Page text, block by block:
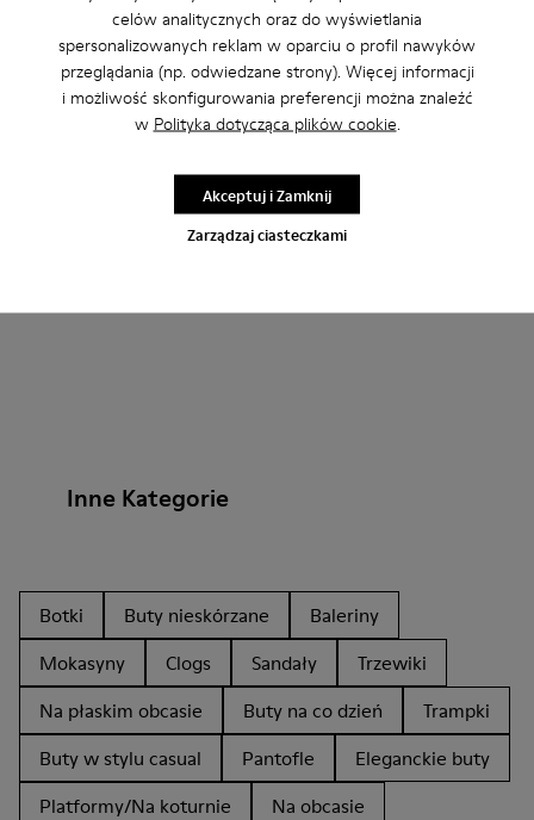
celów analitycznych oraz do wyświetlania
spersonalizowanych reklam w oparciu o profil nawyków
przeglądania (np. odwiedzane strony). Więcej informacji
i możliwość skonfigurowania preferencji można znaleźć
w Polityka dotycząca plików cookie.
Zarządzaj ciasteczkami
Akceptuj i Zamknij
Peu Path - K201815-004 - Niebieskie sneakersy damskie z
Peu Path - K201815-003
Peu Path
Peu - 20848-228 -
Peu - 20848-274
Peu - 20848-
Peu
715 zł
Inne Kategorie
Botki Buty nieskórzane
Baleriny
Mokasyny
Clogs Sandały
Trzewiki
Na płaskim obcasie
Buty na co dzień
Trampki
Buty w stylu casual
Pantofle
Eleganckie buty
Platformy/Na koturnie
Na obcasie